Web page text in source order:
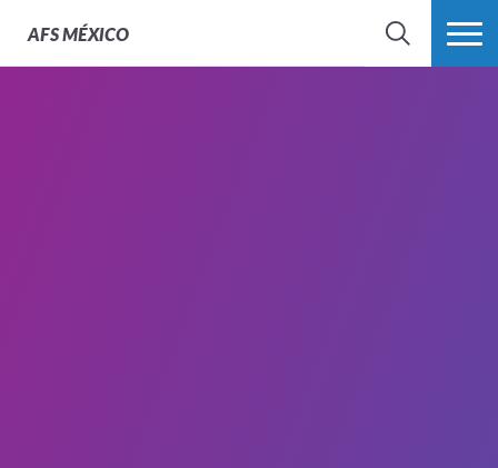
AFSMÉXICO
BUSCAR MÁS